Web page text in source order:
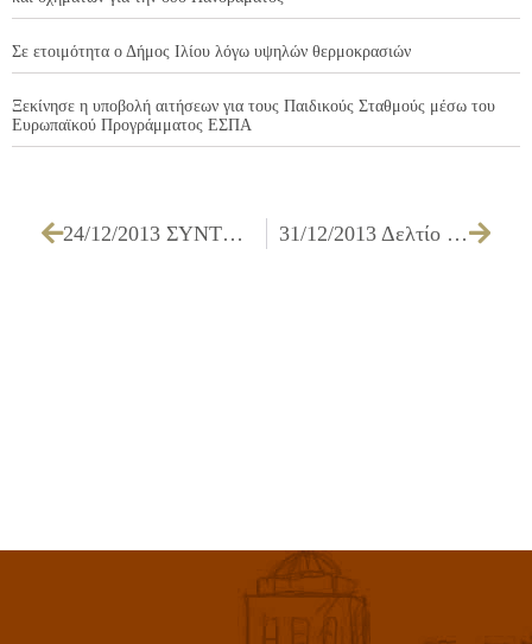
Σε ετοιμότητα ο Δήμος Ιλίου λόγω υψηλών θερμοκρασιών
Ξεκίνησε η υποβολή αιτήσεων για τους Παιδικούς Σταθμούς μέσω του
Ευρωπαϊκού Προγράμματος ΕΣΠΑ
24/12/2013 ΣΥΝΤΗΡΗΣΗ ΑΓΩΓΩΝ ΟΜΒΡΙΩΝ ΚΑΙ ΦΡΕΑΤΙΩΝ ΥΔΡΟΣΥΛΛΟΓΗΣ –ΜΙΚΡΕΣ ΕΠΕΚΤΑΣΕΙΣ ΑΓΩΓΩΝ ΚΑΙ ΚΑΤΑΣΚΕΥΗ ΦΡΕΑΤΙΩΝ ΥΔΡΟΣΥΛΛΟΓΗΣ ΔΙΚΤΥΟΥ ΟΜΒΡΙΩΝ ΥΔΑΤΩΝ Εργ. Γ1/13 31/12/2013 Δελτίο Τύπου: Με αμείωτη ένταση συνεχίζονται οι προσφορές στο Κοινωνικό Παντοπωλείο του Δήμου Ιλίου